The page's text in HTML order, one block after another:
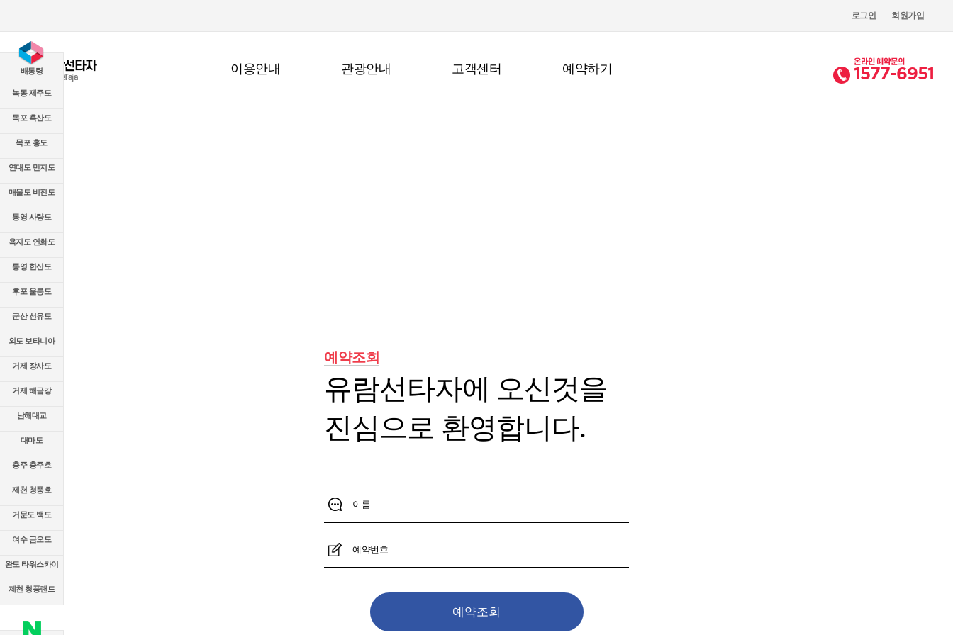
유람선타자
CruiseTaja
온라인 예약문의
1577-6951
로그인 회원가입
이용안내 관광안내 고객센터 예약하기
예약조회
유람선타자에 오신것을
진심으로 환영합니다.
예약조회
배통령
녹동 제주도
목포 흑산도
목포 홍도
연대도 만지도
매물도 비진도
통영 사량도
욕지도 연화도
통영 한산도
후포 울릉도
군산 선유도
외도 보타니아
거제 장사도
거제 해금강
남해대교
대마도
충주 충주호
제천 청풍호
거문도 백도
여수 금오도
완도 타워스카이
제천 청풍랜드